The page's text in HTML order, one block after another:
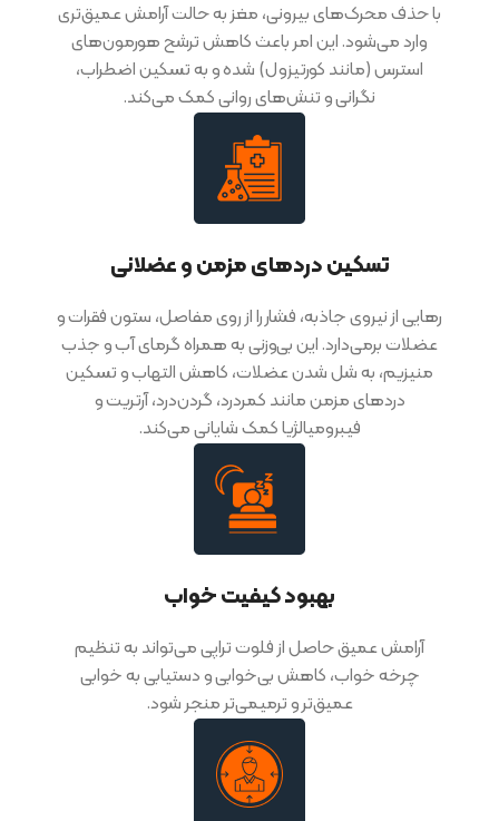
با حذف محرک‌های بیرونی، مغز به حالت آرامش عمیق‌تری
وارد می‌شود. این امر باعث کاهش ترشح هورمون‌های
استرس (مانند کورتیزول) شده و به تسکین اضطراب،
نگرانی و تنش‌های روانی کمک می‌کند.
تسکین دردهای مزمن و عضلانی
رهایی از نیروی جاذبه، فشار را از روی مفاصل، ستون فقرات و
عضلات برمی‌دارد. این بی‌وزنی به همراه گرمای آب و جذب
منیزیم، به شل شدن عضلات، کاهش التهاب و تسکین
دردهای مزمن مانند کمردرد، گردن‌درد، آرتریت و
فیبرومیالژیا کمک شایانی می‌کند.
بهبود کیفیت خواب
آرامش عمیق حاصل از فلوت تراپی می‌تواند به تنظیم
چرخه خواب، کاهش بی‌خوابی و دستیابی به خوابی
عمیق‌تر و ترمیمی‌تر منجر شود.